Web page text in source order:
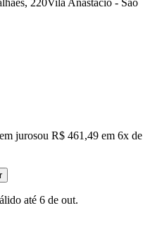
jurosou R$ 461,49 em 6x de
até 6 de out.